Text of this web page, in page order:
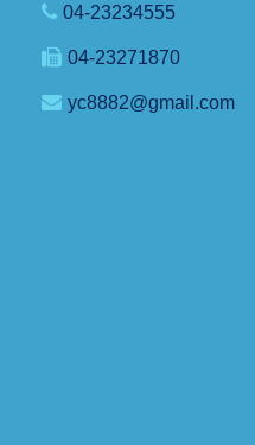
04-23234555
04-23271870
yc8882@gmail.com